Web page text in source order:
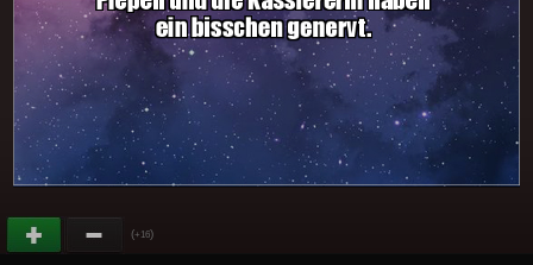
(+16)